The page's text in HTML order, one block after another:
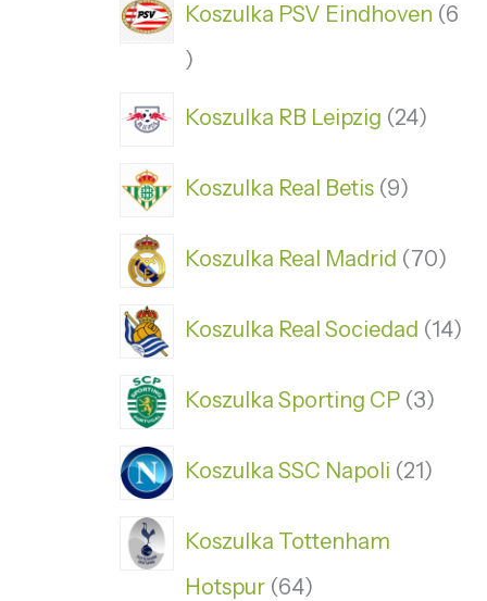
Koszulka PSV Eindhoven 6
Koszulka RB Leipzig 24
Koszulka Real Betis 9
Koszulka Real Madrid 70
Koszulka Real Sociedad 14
Koszulka Sporting CP 3
Koszulka SSC Napoli 21
Koszulka Tottenham
Hotspur 64